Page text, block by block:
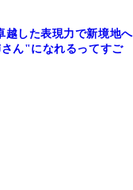
越した表現力で新境地へ
ん"になれるってすご